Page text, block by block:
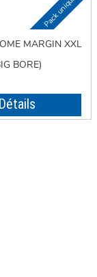
MARGIN XXL
BORE)
Détails